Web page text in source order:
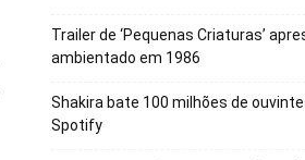
Trailer de ‘Pequenas Criaturas’
ambientado em 1986
Shakira bate 100 milhões de
Spotify